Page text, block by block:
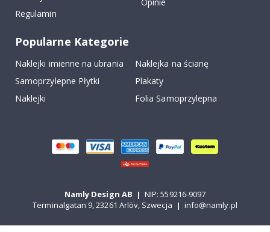
Regulamin
Popularne Kategorie
Naklejki imienne na ubrania
Naklejka na ścianę
Samoprzylepne Płytki
Plakaty
Naklejki
Folia Samoprzylepna
Namly Design AB | NIP: 559216-9097
Terminalgatan 9, 23261 Arlöv, Szwecja | info@namly.pl